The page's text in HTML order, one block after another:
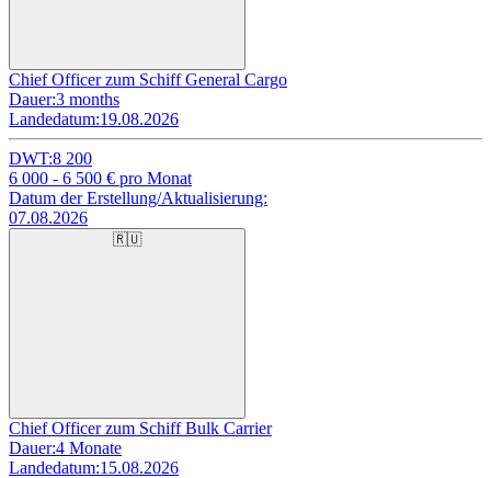
Chief Officer zum Schiff General Cargo
Dauer:3 months
Landedatum:19.08.2026
DWT:8 200
6 000 - 6 500 € pro Monat
Datum der Erstellung/Aktualisierung:
07.08.2026
🇷🇺
Chief Officer zum Schiff Bulk Carrier
Dauer:4 Monate
Landedatum:15.08.2026